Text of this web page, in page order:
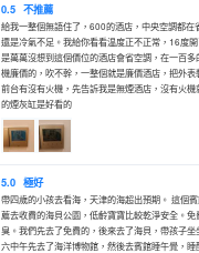
0.5 不推薦
給我一整個無語住了，600的酒店，中央空調都在
還是冷氣不足。我給你看看温度正不正常，16度
是萬萬沒想到這個價位的酒店會省空調，在一百
機廉價的，吹不幹，一整個就是廉價酒店，把外
前台有沒有火機，先告訴我是無煙酒店，沒有火
的煙灰缸是好看的
5.0 極好
帶四歲的小孩去看海，天津的海超出預期。 這個
薦去收費的海貝公園，低齡寶寶比較乾淨安全。
臭。我們先去了免費的，後來去了海貝，帶孩子
六中午先去了海洋博物館，然後去賓館睡午覺，